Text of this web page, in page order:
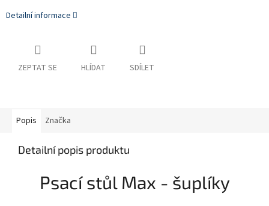
Detailní informace
ZEPTAT SE HLÍDAT SDÍLET
Popis Značka
Detailní popis produktu
Psací stůl Max - šuplíky